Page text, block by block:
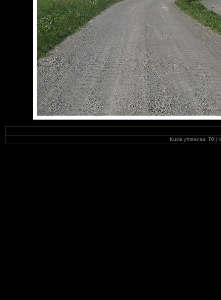
Kuvia yhteensä:70 |